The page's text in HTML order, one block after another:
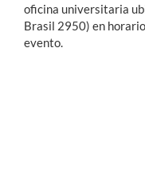
oficina universitaria
Brasil 2950) en
evento.